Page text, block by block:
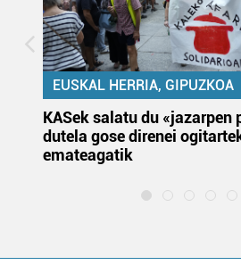
EUSKAL HERRIA, GIPUZKOA
KASek salatu du «jazarpen
dutela gose direnei
emateagatik